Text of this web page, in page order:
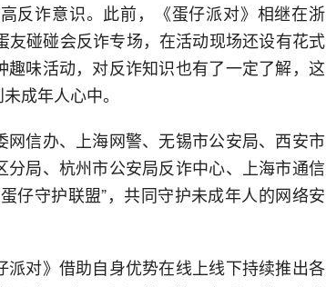
反诈意识。此前，《蛋仔派对》相继在浙
碰碰会反诈专场，在活动现场还设有花式
味活动，对反诈知识也有了一定了解，这
成年人心中。
信办、上海网警、无锡市公安局、西安市
局、杭州市公安局反诈中心、上海市通信
仔守护联盟”，共同守护未成年人的网络安
对》借助自身优势在线上线下持续推出各